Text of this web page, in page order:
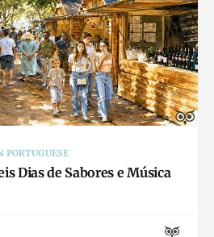
PORTUGUESE
Dias de Sabores e Música